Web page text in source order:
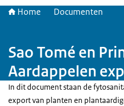
Home Documenten
Sao Tomé en
Aardappelen
In dit document staan de
export van planten en